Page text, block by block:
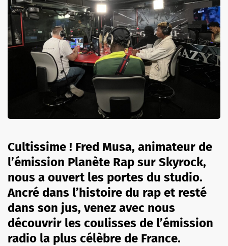
Cultissime ! Fred Musa, animateur de
l’émission Planète Rap sur Skyrock,
nous a ouvert les portes du studio.
Ancré dans l’histoire du rap et resté
dans son jus, venez avec nous
découvrir les coulisses de l’émission
radio la plus célèbre de France.